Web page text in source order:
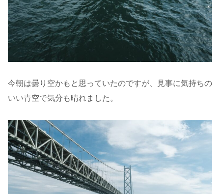
今朝は曇り空かもと思っていたのですが、見事に気持ちの
いい青空で気分も晴れました。